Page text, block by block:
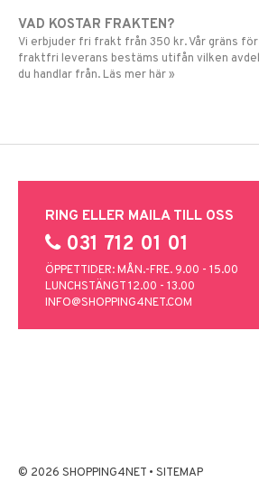
VAD KOSTAR FRAKTEN?
Vi erbjuder fri frakt från 350 kr. Vår gräns för
fraktfri leverans bestäms utifån vilken
du handlar från. Läs mer här »
RING ELLER MAILA TILL OSS
031 712 01 01
ÖPPETTIDER: MÅN.-FRE. 9.00 - 15.00
LUNCHSTÄNGT 12.00 - 13.00
INFO@SHOPPING4NET.COM
© 2026 SHOPPING4NET • SITEMAP